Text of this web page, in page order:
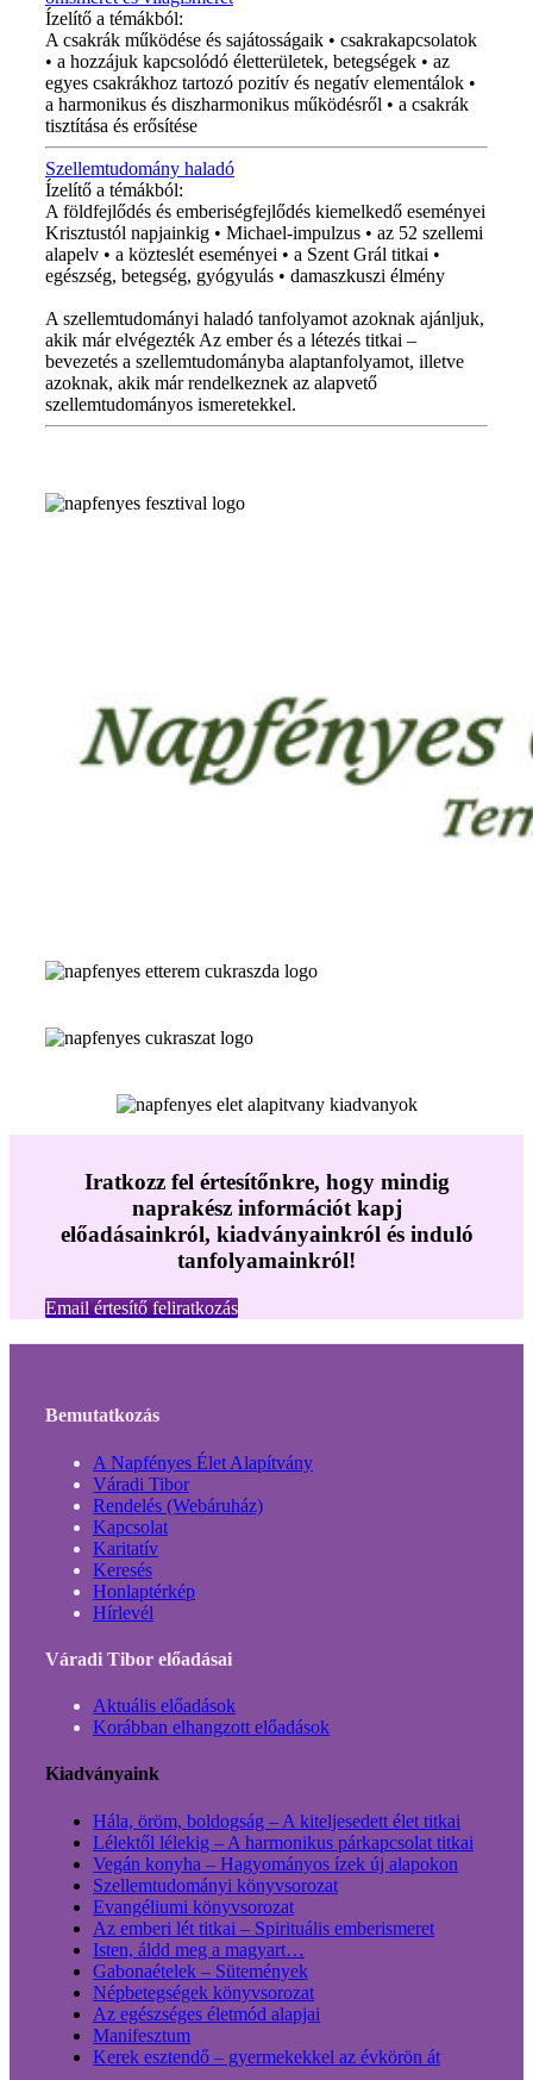
Ízelítő a témákból:
A csakrák működése és sajátosságaik • csakrakapcsolatok
• a hozzájuk kapcsolódó életterületek, betegségek • az
egyes csakrákhoz tartozó pozitív és negatív elementálok •
a harmonikus és diszharmonikus működésről • a csakrák
tisztítása és erősítése
Szellemtudomány haladó
Ízelítő a témákból:
A földfejlődés és emberiségfejlődés kiemelkedő eseményei
Krisztustól napjainkig • Michael-impulzus • az 52 szellemi
alapelv • a közteslét eseményei • a Szent Grál titkai •
egészség, betegség, gyógyulás • damaszkuszi élmény
A szellemtudományi haladó tanfolyamot azoknak ajánljuk,
akik már elvégezték Az ember és a létezés titkai –
bevezetés a szellemtudományba alaptanfolyamot, illetve
azoknak, akik már rendelkeznek az alapvető
szellemtudományos ismeretekkel.
Iratkozz fel értesítőnkre, hogy mindig
naprakész információt kapj
előadásainkról, kiadványainkról és induló
tanfolyamainkról!
Email értesítő feliratkozás
Bemutatkozás
A Napfényes Élet Alapítvány
Váradi Tibor
Rendelés (Webáruház)
Kapcsolat
Karitatív
Keresés
Honlaptérkép
Hírlevél
Váradi Tibor előadásai
Aktuális előadások
Korábban elhangzott előadások
Kiadványaink
Hála, öröm, boldogság – A kiteljesedett élet titkai
Lélektől lélekig – A harmonikus párkapcsolat titkai
Vegán konyha – Hagyományos ízek új alapokon
Szellemtudományi könyvsorozat
Evangéliumi könyvsorozat
Az emberi lét titkai – Spirituális emberismeret
Isten, áldd meg a magyart…
Gabonaételek – Sütemények
Népbetegségek könyvsorozat
Az egészséges életmód alapjai
Manifesztum
Kerek esztendő – gyermekekkel az évkörön át